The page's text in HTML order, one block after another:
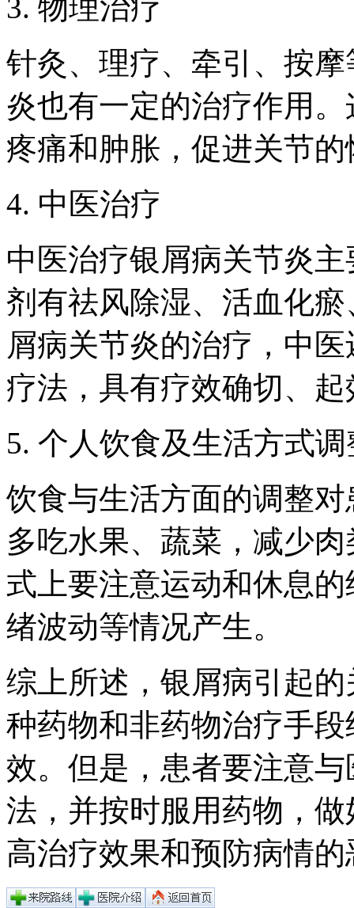
3. 物理治疗
针灸、理疗、牵引、按
炎也有一定的治疗作用
疼痛和肿胀，促进关节
4. 中医治疗
中医治疗银屑病关节炎
剂有祛风除湿、活血化
屑病关节炎的治疗，中
疗法，具有疗效确切、
5. 个人饮食及生活方式调
饮食与生活方面的调整
多吃水果、蔬菜，减少
式上要注意运动和休息
绪波动等情况产生。
综上所述，银屑病引起
种药物和非药物治疗手
效。但是，患者要注意
法，并按时服用药物，
高治疗效果和预防病情的